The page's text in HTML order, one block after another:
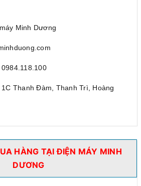
Minh Dương
Thanh Đàm, Thanh Trì, Hoàng
HÀNG TẠI ĐIỆN MÁY MINH
DƯƠNG